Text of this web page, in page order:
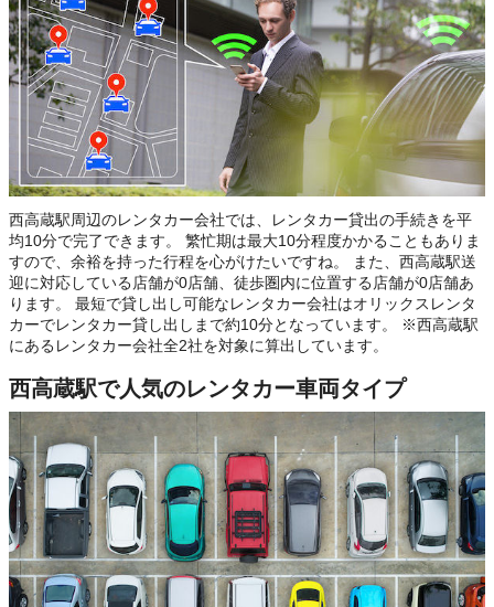
西高蔵駅周辺のレンタカー会社では、レンタカー貸出の手続きを平
均10分で完了できます。 繁忙期は最大10分程度かかることもありま
すので、余裕を持った行程を心がけたいですね。 また、西高蔵駅送
迎に対応している店舗が0店舗、徒歩圏内に位置する店舗が0店舗あ
ります。 最短で貸し出し可能なレンタカー会社はオリックスレンタ
カーでレンタカー貸し出しまで約10分となっています。 ※西高蔵駅
にあるレンタカー会社全2社を対象に算出しています。
西高蔵駅で人気のレンタカー車両タイプ